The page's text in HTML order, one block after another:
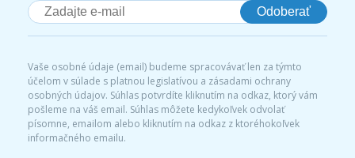
Odoberať
Vaše osobné údaje (email) budeme spracovávať len za týmto
účelom v súlade s platnou legislatívou a zásadami ochrany
osobných údajov. Súhlas potvrdíte kliknutím na odkaz, ktorý vám
pošleme na váš email. Súhlas môžete kedykoľvek odvolať
písomne, emailom alebo kliknutím na odkaz z ktoréhokoľvek
informačného emailu.